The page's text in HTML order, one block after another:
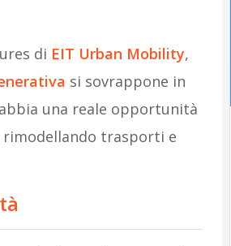
di EIT Urban Mobility,
si sovrappone in
una reale opportunità
trasporti e